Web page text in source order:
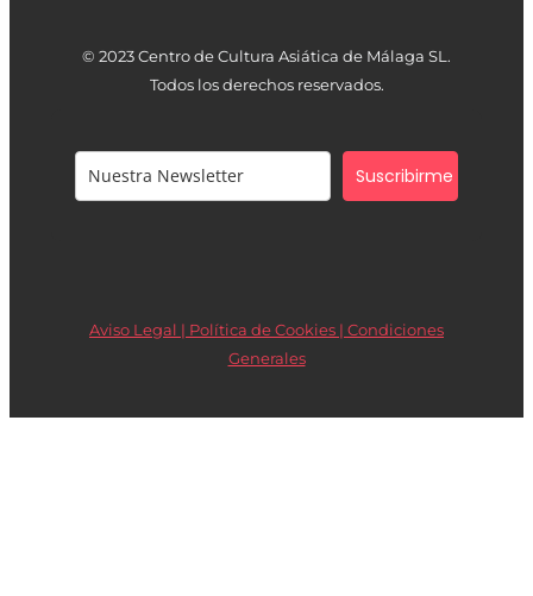
© 2023 Centro de Cultura Asiática de Málaga SL.
Todos los derechos reservados.
Suscribirme
Aviso Legal | Política de Cookies | Condiciones
Generales